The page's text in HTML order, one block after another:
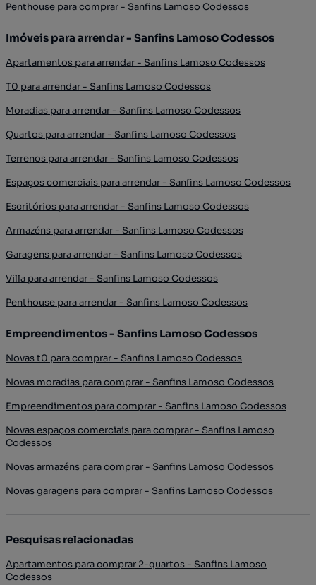
Penthouse para comprar - Sanfins Lamoso Codessos
Imóveis para arrendar - Sanfins Lamoso Codessos
Apartamentos para arrendar - Sanfins Lamoso Codessos
T0 para arrendar - Sanfins Lamoso Codessos
Moradias para arrendar - Sanfins Lamoso Codessos
Quartos para arrendar - Sanfins Lamoso Codessos
Terrenos para arrendar - Sanfins Lamoso Codessos
Espaços comerciais para arrendar - Sanfins Lamoso Codessos
Escritórios para arrendar - Sanfins Lamoso Codessos
Armazéns para arrendar - Sanfins Lamoso Codessos
Garagens para arrendar - Sanfins Lamoso Codessos
Villa para arrendar - Sanfins Lamoso Codessos
Penthouse para arrendar - Sanfins Lamoso Codessos
Empreendimentos - Sanfins Lamoso Codessos
Novas t0 para comprar - Sanfins Lamoso Codessos
Novas moradias para comprar - Sanfins Lamoso Codessos
Empreendimentos para comprar - Sanfins Lamoso Codessos
Novas espaços comerciais para comprar - Sanfins Lamoso
Codessos
Novas armazéns para comprar - Sanfins Lamoso Codessos
Novas garagens para comprar - Sanfins Lamoso Codessos
Pesquisas relacionadas
Apartamentos para comprar 2-quartos - Sanfins Lamoso
Codessos